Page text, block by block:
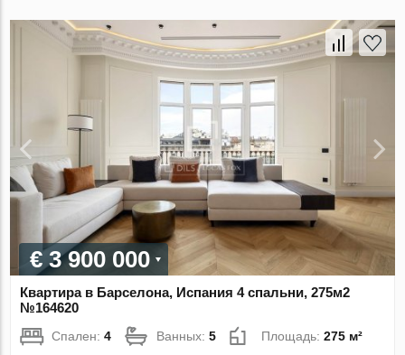
€ 3 900 000
Квартира в Барселона, Испания 4 спальни, 275м2
№164620
Спален:4 Ванных:5 Площадь:275 м²